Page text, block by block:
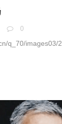
0
q_70/